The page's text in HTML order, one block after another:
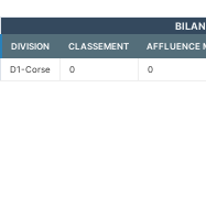
DIVISION CLASSEMENT AFFLUENCE
D1-Corse 0 0